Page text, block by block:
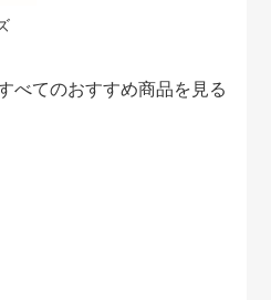
べてのおすすめ商品を見る